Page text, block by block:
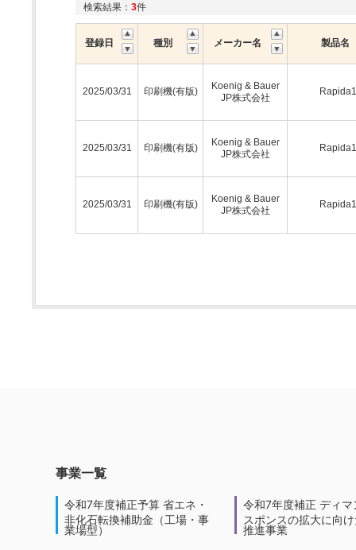
検索結果： 3件
登録日 種別 メーカー名 製品名
2025/03/31 印刷機(有版)
Koenig & Bauer
JP株式会社
2025/03/31 印刷機(有版)
Koenig & Bauer
JP株式会社
2025/03/31 印刷機(有版)
Koenig & Bauer
JP株式会社
事業一覧
令和7年度補正予算 省エネ・
非化石転換補助金（工場・事
業場型）
令和7年度補正 ディマ
スポンスの拡大に向
推進事業